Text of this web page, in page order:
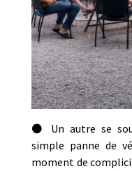
⚫ Un autre se
simple panne de
moment de